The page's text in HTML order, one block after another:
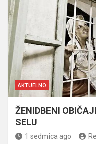
AKTUELNO
ŽENIDBENI
SELU
1 sedmica ago